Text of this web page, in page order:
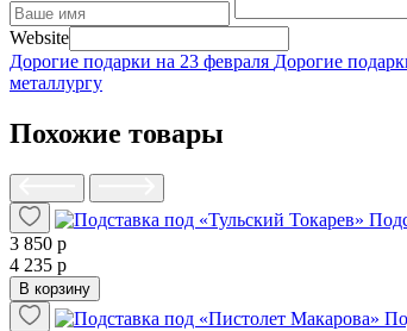
Website
Дорогие подарки на 23 февраля Дорогие
металлургу
Похожие товары
3 850 р
4 235 р
В корзину